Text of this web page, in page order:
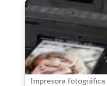
Impresora fotográfica